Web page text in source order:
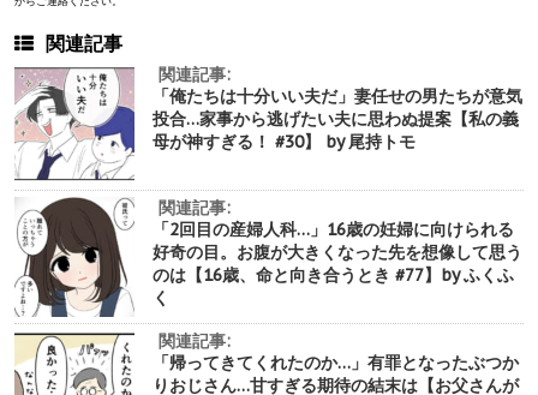
関連記事
関連記事:
「俺たちは十分いい夫だ」妻任せの男たちが意気
投合…家事から逃げたい夫に思わぬ提案【私の義
母が神すぎる！ #30】 by 尾持トモ
関連記事:
「2回目の産婦人科…」16歳の妊婦に向けられる
好奇の目。お腹が大きくなった先を想像して思う
のは【16歳、命と向き合うとき #77】by ふくふ
く
関連記事:
「帰ってきてくれたのか…」有罪となったぶつか
りおじさん…甘すぎる期待の結末は【お父さんが